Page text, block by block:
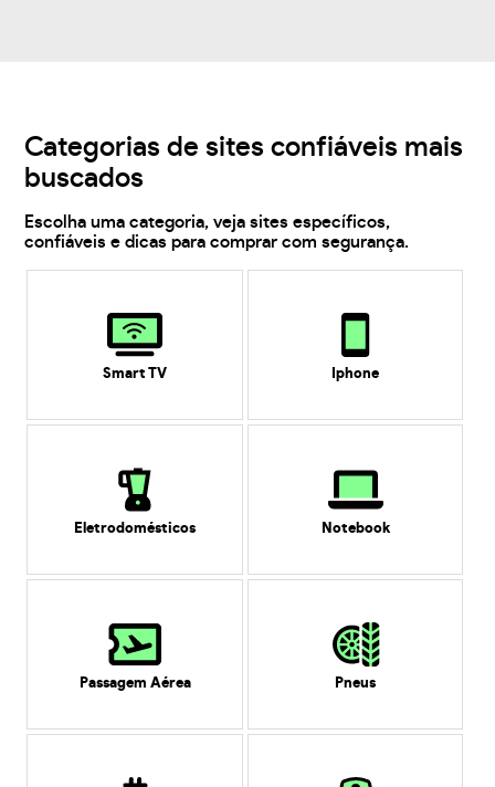
Categorias de sites confiáveis mais
buscados
Escolha uma categoria, veja sites específicos,
confiáveis e dicas para comprar com segurança.
Smart TV Iphone
Eletrodomésticos Notebook
Passagem Aérea Pneus